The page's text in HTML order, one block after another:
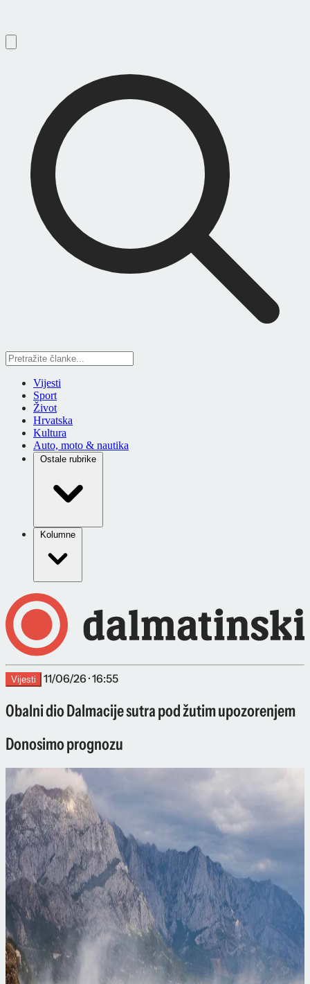
Vijesti
Sport
Život
Hrvatska
Kultura
Auto, moto & nautika
Ostale rubrike
Kolumne
Vijesti 11/06/26 · 16:55
Obalni dio Dalmacije sutra pod žutim upozorenjem
Donosimo prognozu